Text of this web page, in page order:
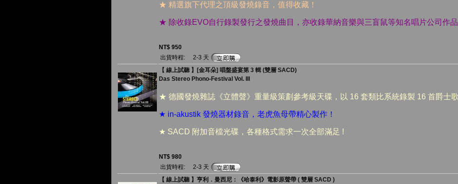
★ 精選旗下代理之頂級發燒錄音，值得收藏！
★ 除收錄EVO自行錄製發行之發燒曲目，亦收錄華納音樂與三盲鼠等知名唱片公司作品
NT$ 950
出貨時程:
2-3 天
【 線上試聽 】[金耳朵] 唱盤盛宴第 3 輯 (雙層 SACD)
Das Stereo Phono-Festival Vol. III
★ 德國發燒雜誌《立體聲》重量級策劃參考級天碟，以 16 套類比系統錄製 16 首爵士歌
★ in-akustik 發燒器材錄音，老虎魚母帶精心製作！
★ SACD 附加音檔光碟，各種格式需求一次全部滿足 !
NT$ 980
出貨時程:
2-3 天
【 線上試聽 】亨利．曼西尼：《哈泰利》電影原聲帶 ( 雙層 SACD )